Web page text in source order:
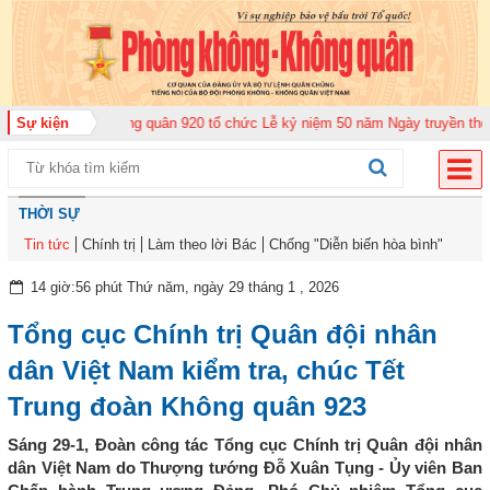
Sự kiện
đoàn Không quân 920 tổ chức Lễ kỷ niệm 50 năm Ngày truyền thống
THỜI SỰ
Tin tức
Chính trị Làm theo lời Bác Chống "Diễn biến hòa bình"
14 giờ:56 phút Thứ năm, ngày 29 tháng 1 , 2026
Tổng cục Chính trị Quân đội nhân
dân Việt Nam kiểm tra, chúc Tết
Trung đoàn Không quân 923
Sáng 29-1, Đoàn công tác Tổng cục Chính trị Quân đội nhân
dân Việt Nam do Thượng tướng Đỗ Xuân Tụng - Ủy viên Ban